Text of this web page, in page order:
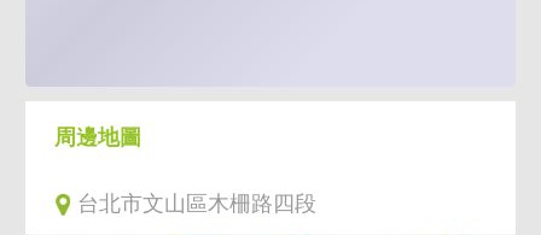
周邊地圖
台北市文山區木柵路四段